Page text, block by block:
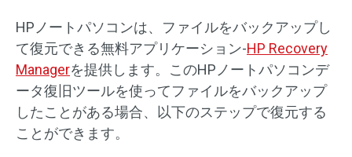
HPノートパソコンは、ファイルをバックアップし
て復元できる無料アプリケーション-HP Recovery
Managerを提供します。このHPノートパソコンデ
ータ復旧ツールを使ってファイルをバックアップ
したことがある場合、以下のステップで復元する
ことができます。